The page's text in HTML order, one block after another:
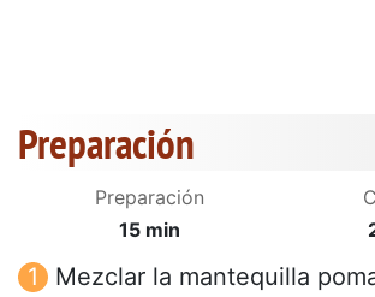
Preparación
Preparación
15 min
Mezclar la mantequilla